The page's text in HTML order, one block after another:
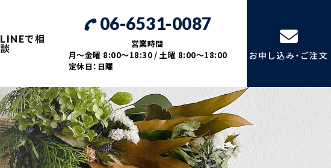
LINEで相
談
06-6531-0087
営業時間
月～金曜 8:00～18:30 / 土曜 8:00～18:00
定休日：日曜
お申し込み・ご注文